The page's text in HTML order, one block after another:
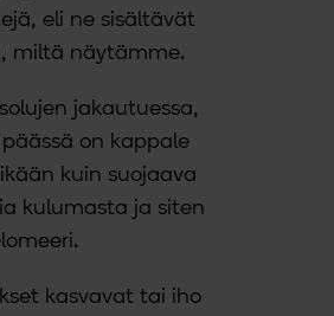
eli ne sisältävät
miltä näytämme.
jakautuessa,
on kappale
kuin suojaava
kulumasta ja siten
kasvavat tai iho